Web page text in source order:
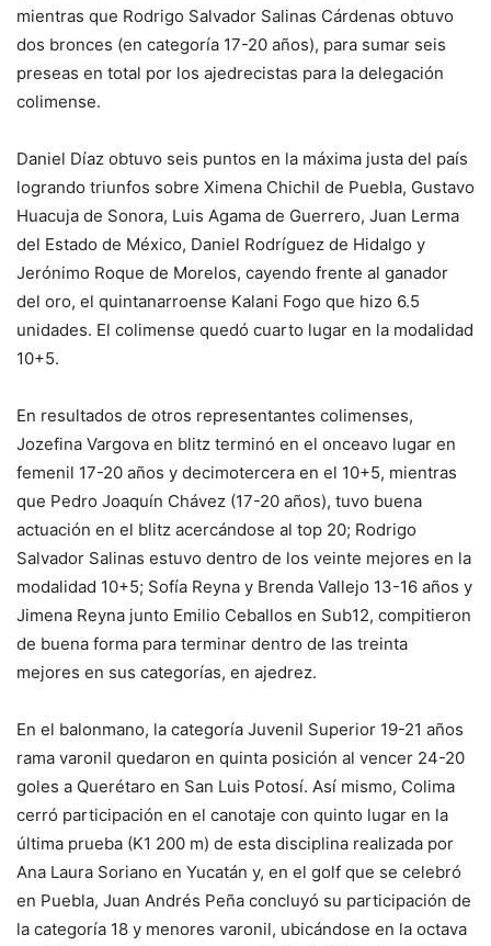
mientras que Rodrigo Salvador Salinas Cárdenas obtuvo
dos bronces (en categoría 17-20 años), para sumar seis
preseas en total por los ajedrecistas para la delegación
colimense.
Daniel Díaz obtuvo seis puntos en la máxima justa del país
logrando triunfos sobre Ximena Chichil de Puebla, Gustavo
Huacuja de Sonora, Luis Agama de Guerrero, Juan Lerma
del Estado de México, Daniel Rodríguez de Hidalgo y
Jerónimo Roque de Morelos, cayendo frente al ganador
del oro, el quintanarroense Kalani Fogo que hizo 6.5
unidades. El colimense quedó cuarto lugar en la modalidad
10+5.
En resultados de otros representantes colimenses,
Jozefina Vargova en blitz terminó en el onceavo lugar en
femenil 17-20 años y decimotercera en el 10+5, mientras
que Pedro Joaquín Chávez (17-20 años), tuvo buena
actuación en el blitz acercándose al top 20; Rodrigo
Salvador Salinas estuvo dentro de los veinte mejores en la
modalidad 10+5; Sofía Reyna y Brenda Vallejo 13-16 años y
Jimena Reyna junto Emilio Ceballos en Sub12, compitieron
de buena forma para terminar dentro de las treinta
mejores en sus categorías, en ajedrez.
En el balonmano, la categoría Juvenil Superior 19-21 años
rama varonil quedaron en quinta posición al vencer 24-20
goles a Querétaro en San Luis Potosí. Así mismo, Colima
cerró participación en el canotaje con quinto lugar en la
última prueba (K1 200 m) de esta disciplina realizada por
Ana Laura Soriano en Yucatán y, en el golf que se celebró
en Puebla, Juan Andrés Peña concluyó su participación de
la categoría 18 y menores varonil, ubicándose en la octava